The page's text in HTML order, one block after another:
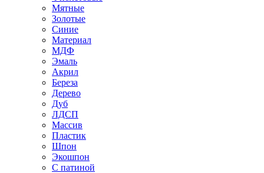
Мятные
Золотые
Синие
Материал
МДФ
Эмаль
Акрил
Береза
Дерево
Дуб
ЛДСП
Массив
Пластик
Шпон
Экошпон
С патиной